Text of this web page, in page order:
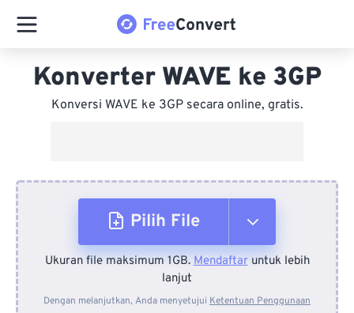
Konverter WAVE ke 3GP
Konversi WAVE ke 3GP secara online, gratis.
Pilih File
Dari Perangkat
Ukuran file maksimum 1GB.Mendaftaruntuk lebih
lanjut
Dengan melanjutkan, Anda menyetujui Ketentuan Penggunaan